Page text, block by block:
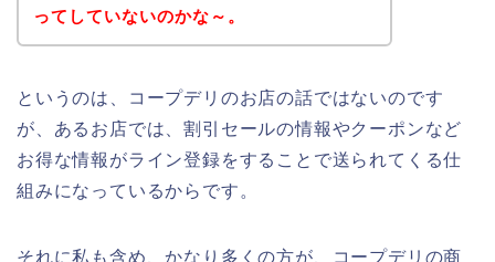
ってしていないのかな～。
というのは、コープデリのお店の話ではないのです
が、あるお店では、割引セールの情報やクーポンなど
お得な情報がライン登録をすることで送られてくる仕
組みになっているからです。
それに私も含め、かなり多くの方が、コープデリの商